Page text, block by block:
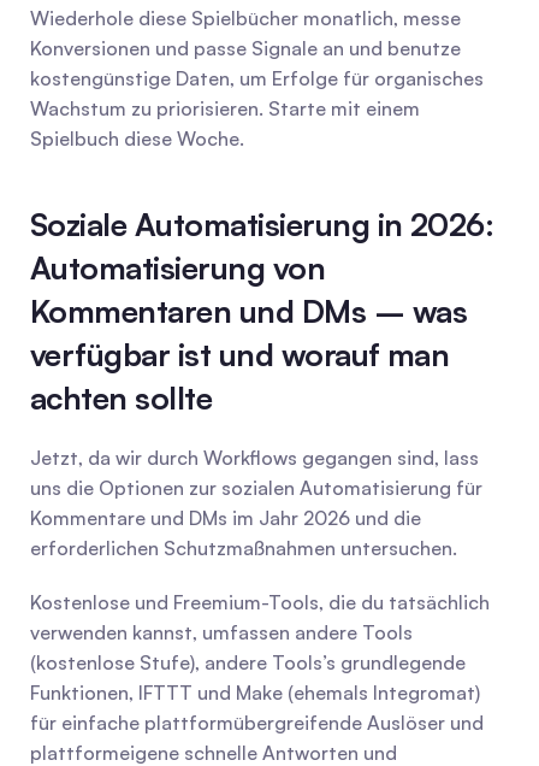
Wiederhole diese Spielbücher monatlich, messe
Konversionen und passe Signale an und benutze
kostengünstige Daten, um Erfolge für organisches
Wachstum zu priorisieren. Starte mit einem
Spielbuch diese Woche.
Soziale Automatisierung in 2026:
Automatisierung von
Kommentaren und DMs – was
verfügbar ist und worauf man
achten sollte
Jetzt, da wir durch Workflows gegangen sind, lass
uns die Optionen zur sozialen Automatisierung für
Kommentare und DMs im Jahr 2026 und die
erforderlichen Schutzmaßnahmen untersuchen.
Kostenlose und Freemium-Tools, die du tatsächlich
verwenden kannst, umfassen andere Tools
(kostenlose Stufe), andere Tools’s grundlegende
Funktionen, IFTTT und Make (ehemals Integromat)
für einfache plattformübergreifende Auslöser und
plattformeigene schnelle Antworten und